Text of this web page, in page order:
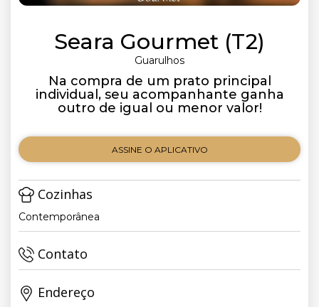
Seara Gourmet (T2)
Guarulhos
Na compra de um prato principal
individual, seu acompanhante ganha
outro de igual ou menor valor!
ASSINE O APLICATIVO
Cozinhas
Contemporânea
Contato
Endereço